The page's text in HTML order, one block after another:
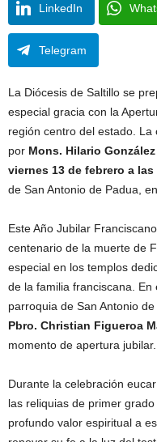
LinkedIn
Telegram
La Diócesis de Saltillo se
especial gracia con la
región centro del estado.
por Mons. Hilario
viernes 13 de febrero a las
de San Antonio de Padua,
Este Año Jubilar
centenario de la muerte de
especial en los templos
de la familia franciscana.
parroquia de San Antonio
Pbro. Christian Figueroa
momento de apertura jubilar.
Durante la celebración
las reliquias de primer
profundo valor espiritual a